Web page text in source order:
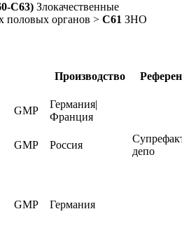
C63) Злокачественные
половых органов > C61 ЗНО
Производство
GMP
Германия|
Франция
GMP Россия
депо
GMP Германия